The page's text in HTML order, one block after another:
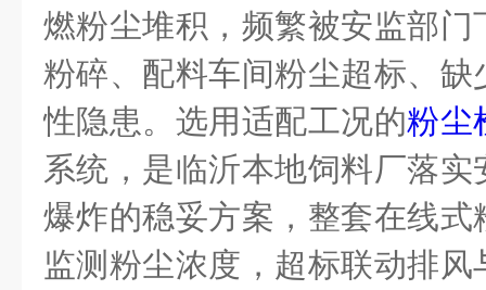
燃粉尘堆积，频繁被安监部
粉碎、配料车间粉尘超标、
性隐患。选用适配工况的粉尘
系统，是临沂本地饲料厂落
爆炸的稳妥方案，整套在线
监测粉尘浓度，超标联动排